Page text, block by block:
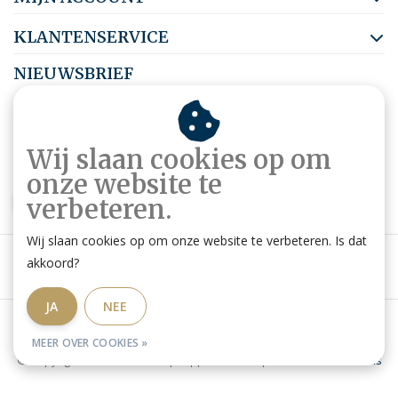
KLANTENSERVICE
NIEUWSBRIEF
Abonneer je op onze nieuwsbrief om op de hoogte te blijven.
ABONNEER
Algemene voorwaarden
© Copyright 2026 - Ruitershop HippoStore.be | Website door Omatis
Wij slaan cookies op om
onze website te
verbeteren.
Wij slaan cookies op om onze website te verbeteren. Is dat
akkoord?
JA NEE
MEER OVER COOKIES »